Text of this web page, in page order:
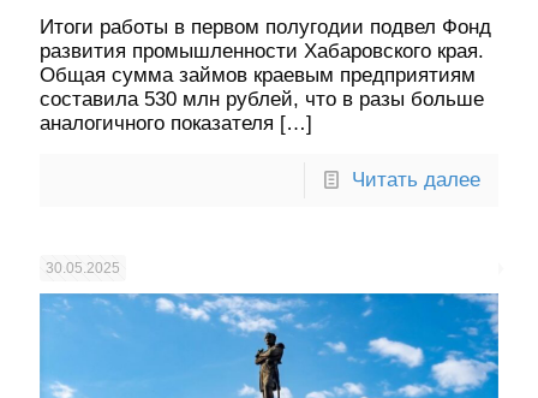
Итоги работы в первом полугодии подвел Фонд
развития промышленности Хабаровского края.
Общая сумма займов краевым предприятиям
составила 530 млн рублей, что в разы больше
аналогичного показателя […]
Читать далее
30.05.2025